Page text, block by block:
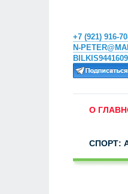
+7 (921) 916-
N-
О
СПОРТ: